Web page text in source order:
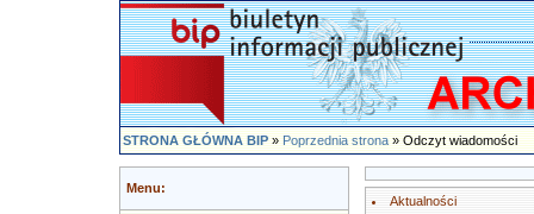
STRONA GŁÓWNA BIP»Poprzednia strona» Odczyt wiadomości
Menu:
Aktualności